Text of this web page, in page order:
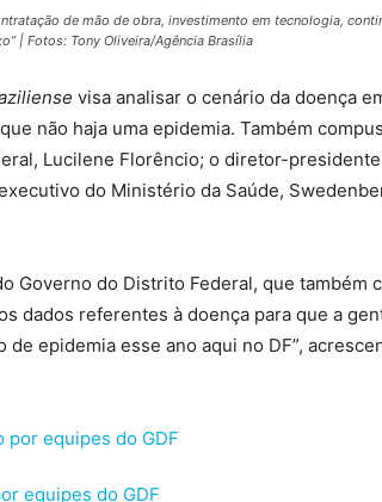
de mão de obra, investimento em tecnologia,
| Fotos: Tony Oliveira/Agência Brasília
visa analisar o cenário da doença
não haja uma epidemia. Também
Lucilene Florêncio; o diretor-
do Ministério da Saúde,
Governo do Distrito Federal, que também
dados referentes à doença para que a
epidemia esse ano aqui no DF”,
equipes do GDF